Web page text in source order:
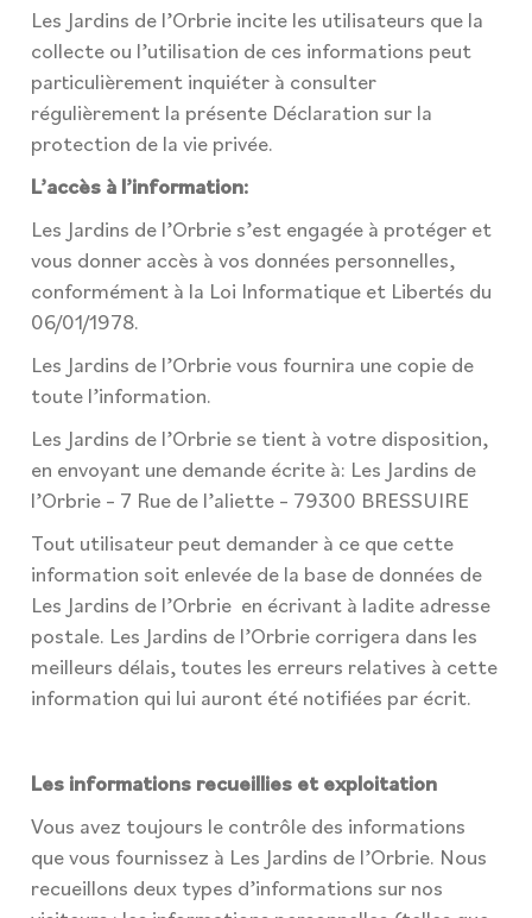
Les Jardins de l’Orbrie incite les utilisateurs que la
collecte ou l’utilisation de ces informations peut
particulièrement inquiéter à consulter
régulièrement la présente Déclaration sur la
protection de la vie privée.
L’accès à l’information:
Les Jardins de l’Orbrie s’est engagée à protéger et
vous donner accès à vos données personnelles,
conformément à la Loi Informatique et Libertés du
06/01/1978.
Les Jardins de l’Orbrie vous fournira une copie de
toute l’information.
Les Jardins de l’Orbrie se tient à votre disposition,
en envoyant une demande écrite à: Les Jardins de
l’Orbrie – 7 Rue de l’aliette – 79300 BRESSUIRE
Tout utilisateur peut demander à ce que cette
information soit enlevée de la base de données de
Les Jardins de l’Orbrie en écrivant à ladite adresse
postale. Les Jardins de l’Orbrie corrigera dans les
meilleurs délais, toutes les erreurs relatives à cette
information qui lui auront été notifiées par écrit.
Les informations recueillies et exploitation
Vous avez toujours le contrôle des informations
que vous fournissez à Les Jardins de l’Orbrie. Nous
recueillons deux types d’informations sur nos